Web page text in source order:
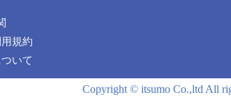
規約
いて
Copyright © itsumo Co.,ltd All